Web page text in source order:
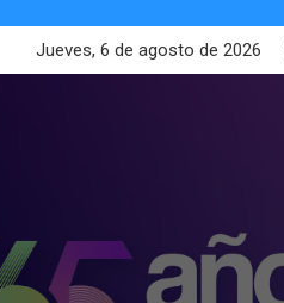
Jueves, 6 de agosto de 2026